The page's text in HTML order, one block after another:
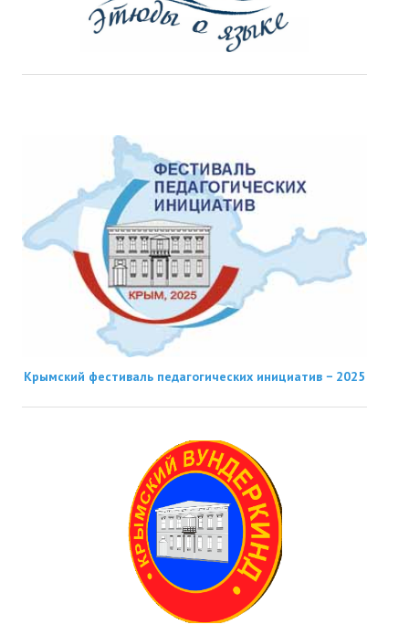
Крымский фестиваль педагогических инициатив − 2025